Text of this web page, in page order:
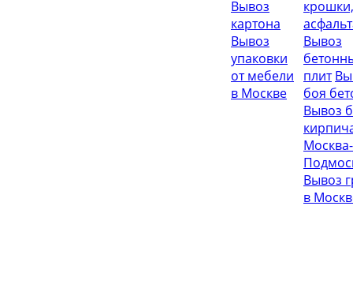
Вывоз
картона
Вывоз
упаковки
от мебели
в Москве
крошки,
Вывоз
плит
боя
Вывоз
Москва-
Вывоз
в